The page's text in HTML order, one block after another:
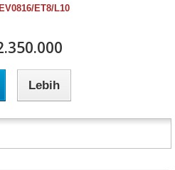
ET8/L10
Lebih